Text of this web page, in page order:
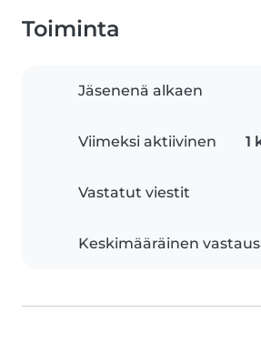
Toiminta
Jäsenenä alkaen
Viimeksi aktiivinen 1
Vastatut viestit
Keskimääräinen